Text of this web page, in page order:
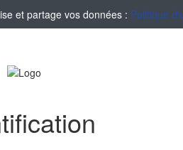
et partage vos données : Politique